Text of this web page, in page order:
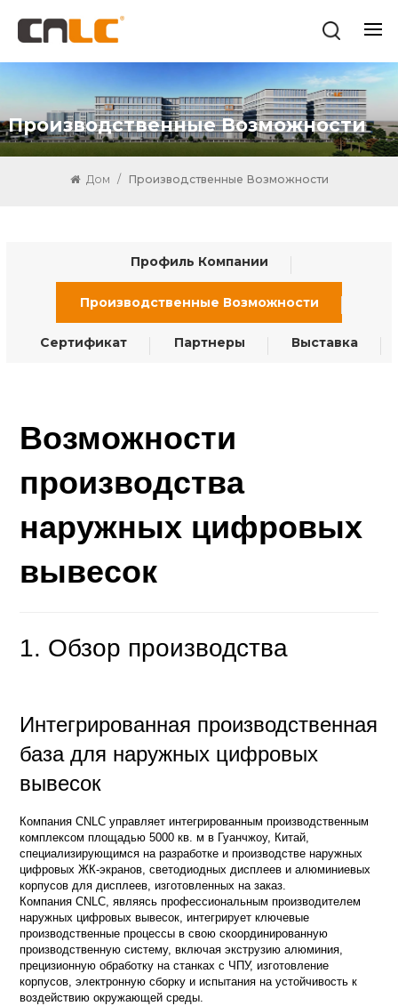
Производственные Возможности
Дом / Производственные Возможности
Профиль Компании
Производственные Возможности
Сертификат Партнеры Выставка
Возможности
производства
наружных цифровых
вывесок
1. Обзор производства
Интегрированная производственная
база для наружных цифровых
вывесок
Компания CNLC управляет интегрированным производственным
комплексом площадью 5000 кв. м в Гуанчжоу, Китай,
специализирующимся на разработке и производстве наружных
цифровых ЖК-экранов, светодиодных дисплеев и алюминиевых
корпусов для дисплеев, изготовленных на заказ.
Компания CNLC, являясь профессиональным производителем
наружных цифровых вывесок, интегрирует ключевые
производственные процессы в свою скоординированную
производственную систему, включая экструзию алюминия,
прецизионную обработку на станках с ЧПУ, изготовление
корпусов, электронную сборку и испытания на устойчивость к
воздействию окружающей среды.